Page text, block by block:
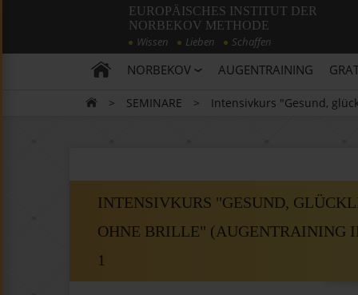
EUROPÄISCHES INSTITUT DER
NORBEKOV METHODE
Wissen Lieben Schaffen
NORBEKOV AUGENTRAINING
> SEMINARE > Intensivkurs "Gesund,
INTENSIVKURS "GESUND,
OHNE BRILLE" (AUGENTRAINING
1